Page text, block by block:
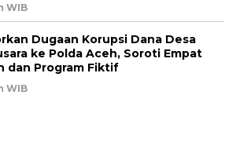
WIB
Dugaan Korupsi Dana Desa
ke Polda Aceh, Soroti Empat
dan Program Fiktif
WIB